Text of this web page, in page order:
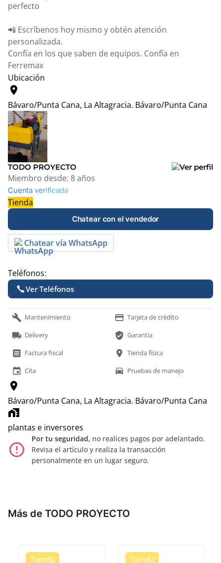
perfecto
📲 Escríbenos hoy mismo y obtén atención
personalizada.
Confía en los que saben de equipos. Confía en
Ferremax
Ubicación
location_on
Bávaro/Punta Cana, La Altagracia. Bávaro/Punta Cana
+
−
Leaflet |© OpenStreetMap contributors
TODO PROYECTO
Miembro desde: 8 años
Cuenta verificada
Tienda
Chatear con el vendedor
Chatear vía WhatsApp
Teléfonos:
Ver Teléfonos
build Mantenimiento payment Tarjeta de crédito
local_shipping Delivery verified_user Garantía
receipt Factura fiscal location_on Tienda física
event Cita time_to_leave Pruebas de manejo
location_on
Bávaro/Punta Cana, La Altagracia. Bávaro/Punta Cana
home_work
plantas e inversores
error_outline
Por tu seguridad, no realices pagos por adelantado.
Revisa el artículo y realiza la transacción
personalmente en un lugar seguro.
Más de TODO PROYECTO